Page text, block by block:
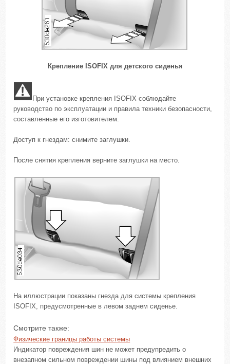
Крепление ISOFIX для детского сиденья
При установке крепления ISOFIX соблюдайте
руководство по эксплуатации и правила техники безопасности,
составленные его изготовителем.
Доступ к гнездам: снимите заглушки.
После снятия крепления верните заглушки на место.
На иллюстрации показаны гнезда для системы крепления
ISOFIX, предусмотренные в левом заднем сиденье.
Смотрите также:
Физические границы работы системы
Индикатор повреждения шин не может предупредить о
внезапном сильном повреждении шины под влиянием внешних